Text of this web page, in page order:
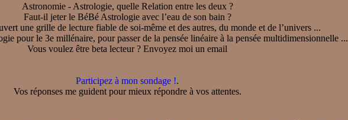
Astronomie - Astrologie, quelle Relation entre les deux ?
Faut-il jeter le BéBé Astrologie avec l’eau de son bain ?
une grille de lecture fiable de soi-même et des autres, du monde et de l’univers ...
pour le 3e millénaire, pour passer de la pensée linéaire à la pensée multidimensionnelle ...
Vous voulez être beta lecteur ? Envoyez moi un email
Participez à mon sondage !.
Vos réponses me guident pour mieux répondre à vos attentes.